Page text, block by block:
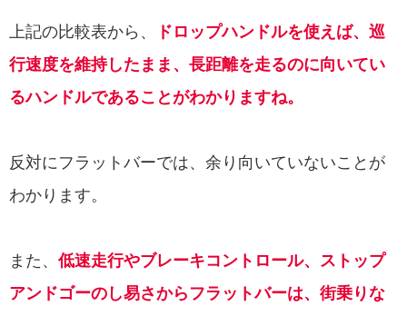
上記の比較表から、
ドロップハンドルを使えば、巡
行速度を維持したまま、長距離を走るのに向いてい
るハンドルであることがわかりますね。
反対にフラットバーでは、余り向いていないことが
わかります。
また、 低速走行やブレーキコントロール、ストップ
アンドゴーのし易さからフラットバーは、街乗りな